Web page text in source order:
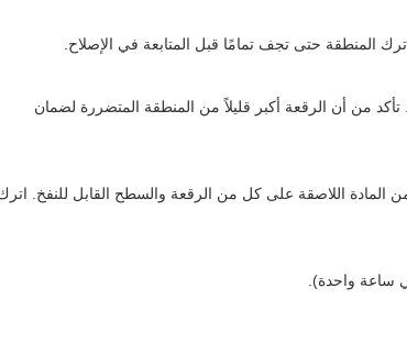
المنطقة حتى تجف تمامًا قبل المتابعة في الإصلاح.
من أن الرقعة أكبر قليلاً من المنطقة المتضررة لضمان
اللاصقة على كل من الرقعة والسطح القابل للنفخ.
ساعة واحدة).